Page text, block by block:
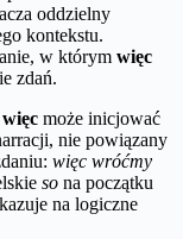
oddzielny
kontekstu.
w którym więc
zdań.
więc może inicjować
nie powiązany
więc wróćmy
so na początku
na logiczne